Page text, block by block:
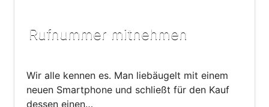
Rufnummer mitnehmen
Wir alle kennen es. Man liebäugelt mit einem
neuen Smartphone und schließt für den Kauf
dessen einen…